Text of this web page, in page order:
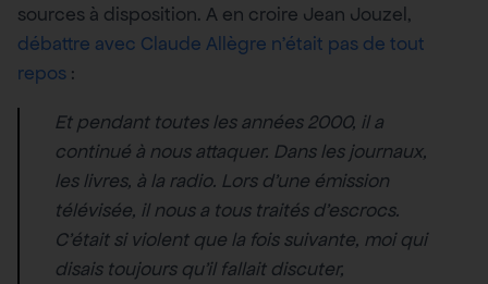
sources à disposition. A en croire Jean Jouzel,
débattre avec Claude Allègre n’était pas de tout
repos :
Et pendant toutes les années 2000, il a
continué à nous attaquer. Dans les journaux,
les livres, à la radio. Lors d’une émission
télévisée, il nous a tous traités d’escrocs.
C’était si violent que la fois suivante, moi qui
disais toujours qu’il fallait discuter,